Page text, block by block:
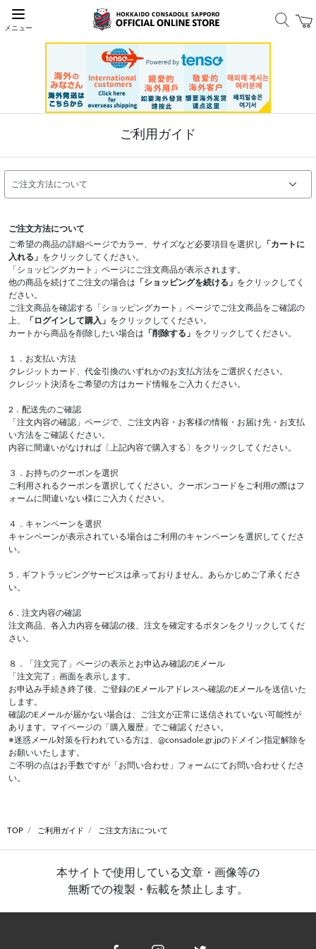
メニュー
ご利用ガイド
ご注文方法について
ご希望の商品の詳細ページでカラー、サイズなど必要項目を選択し
「カートに
入れる」 をクリックしてください。
「ショッピングカート」ページにご注文商品が表示されます。
他の商品を続けてご注文の場合は 「ショッピングを続ける」 をクリックしてく
ださい。
ご注文商品を確認する「ショッピングカート」ページでご注文商品をご確認の
上、
「ログインして購入」 をクリックしてください。
カートから商品を削除したい場合は 「削除する」 をクリックしてください。
１．お支払い方法
クレジットカード、代金引換のいずれかのお支払方法をご選択ください。
クレジット決済をご希望の方はカード情報をご入力ください。
2．配送先のご確認
「注文内容の確認」ページで、ご注文内容・お客様の情報・お届け先・お支払
い方法をご確認ください。
内容に間違いがなければ〔上記内容で購入する〕をクリックしてください。
３．お持ちのクーポンを選択
ご利用されるクーポンを選択してください。クーポンコードをご利用の際はフ
ォームに間違いない様にご入力ください。
４．キャンペーンを選択
キャンペーンが表示されている場合はご利用のキャンペーンを選択してくださ
い。
5．ギフトラッピングサービスは承っておりません。あらかじめご了承くださ
い。
6．注文内容の確認
注文商品、各入力内容を確認の後、注文を確定するボタンをクリックしてくだ
さい。
８．「注文完了」ページの表示とお申込み確認のEメール
「注文完了」画面を表示します。
お申込み手続き終了後、ご登録のEメールアドレスへ確認のEメールを送信いた
します。
確認のEメールが届かない場合は、ご注文が正常に送信されていない可能性が
あります。マイページの「購入履歴」でご確認ください。
※迷惑メール対策を行われている方は、@consadole.gr.jpのドメイン指定解除を
お願いいたします。
ご不明の点はお手数ですが「お問い合わせ」フォームにてお問い合わせくださ
い。
TOP ご利用ガイド ご注文方法について
本サイトで使用している文章・画像等の
無断での複製・転載を禁止します。